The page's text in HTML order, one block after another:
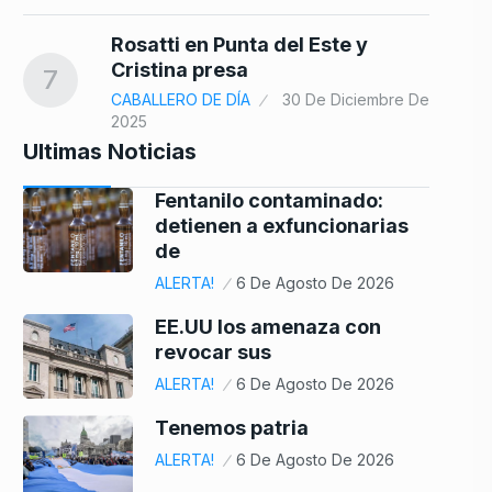
7
Rosatti en Punta del Este y
Cristina presa
CABALLERO DE DÍA
30 De Diciembre De
2025
Ultimas Noticias
Fentanilo contaminado:
detienen a exfuncionarias
de
ALERTA! 6 De Agosto De 2026
EE.UU los amenaza con
revocar sus
ALERTA! 6 De Agosto De 2026
Tenemos patria
ALERTA! 6 De Agosto De 2026